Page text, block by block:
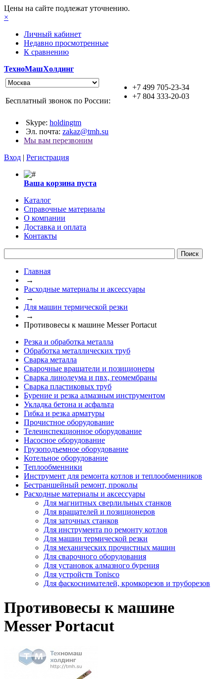
Цены на сайте подлежат уточнению.
×
Личный кабинет
Недавно просмотренные
К сравнению
ТехноМашХолдинг
+7 499 705-23-34
+7 804 333-20-03
Бесплатный звонок по России:
Skype: holdingtm
Эл. почта: zakaz@tmh.su
Мы вам перезвоним
Вход | Регистрация
Ваша корзина пуста
Каталог
Справочные материалы
О компании
Доставка и оплата
Контакты
Главная
→
Расходные материалы и аксессуары
→
Для машин термической резки
→
Противовесы к машине Messer Portacut
Резка и обработка металла
Обработка металлических труб
Сварка металла
Сварочные вращатели и позиционеры
Сварка линолеума и пвх, геомембраны
Сварка пластиковых труб
Бурение и резка алмазным инструментом
Укладка бетона и асфальта
Гибка и резка арматуры
Прочистное оборудование
Телеинспекционное оборудование
Насосное оборудование
Грузоподъемное оборудование
Котельное оборудование
Теплообменники
Инструмент для ремонта котлов и теплообменников
Бестраншейный ремонт, проколы
Расходные материалы и аксессуары
Для магнитных сверлильных станков
Для вращателей и позиционеров
Для заточных станков
Для инструмента по ремонту котлов
Для машин термической резки
Для механических прочистных машин
Для сварочного оборудования
Для установок алмазного бурения
Для устройств Tonisco
Для фаскоснимателей, кромкорезов и труборезов
Противовесы к машине
Messer Portacut